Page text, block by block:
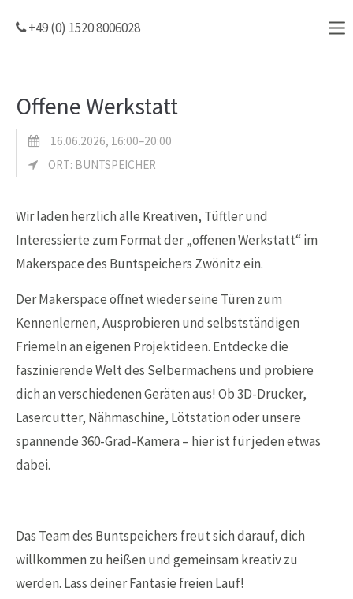
+49 (0) 1520 8006028
Offene Werkstatt
16.06.2026, 16:00–20:00
ORT: BUNTSPEICHER
Wir laden herzlich alle Kreativen, Tüftler und
Interessierte zum Format der „offenen Werkstatt“ im
Makerspace des Buntspeichers Zwönitz ein.
Der Makerspace öffnet wieder seine Türen zum
Kennenlernen, Ausprobieren und selbstständigen
Friemeln an eigenen Projektideen. Entdecke die
faszinierende Welt des Selbermachens und probiere
dich an verschiedenen Geräten aus! Ob 3D-Drucker,
Lasercutter, Nähmaschine, Lötstation oder unsere
spannende 360-Grad-Kamera – hier ist für jeden etwas
dabei.
Das Team des Buntspeichers freut sich darauf, dich
willkommen zu heißen und gemeinsam kreativ zu
werden. Lass deiner Fantasie freien Lauf!